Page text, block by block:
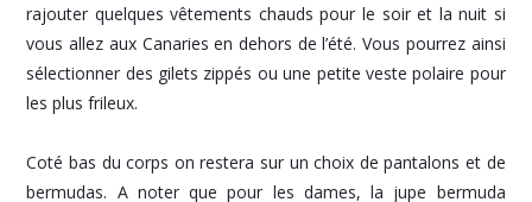
rajouter quelques vêtements chauds pour le soir et la nuit si
vous allez aux Canaries en dehors de l’été. Vous pourrez ainsi
sélectionner des gilets zippés ou une petite veste polaire pour
les plus frileux.
Coté bas du corps on restera sur un choix de pantalons et de
bermudas. A noter que pour les dames, la jupe bermuda